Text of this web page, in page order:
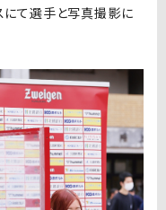
て選手と写真撮影に